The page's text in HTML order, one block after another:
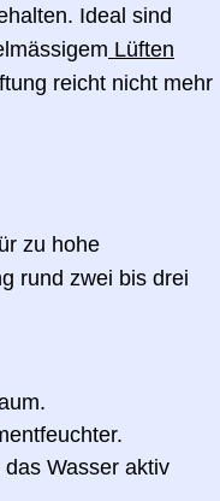
Ideal sind
Lüften
reicht nicht mehr
zu hohe
rund zwei bis drei
das Wasser aktiv